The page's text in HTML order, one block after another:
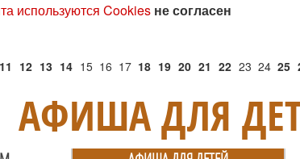
используются Cookies не согласен
11 12 13 14 15 16 17 18 19 20 21 22 23 24 25
АФИША ДЛЯ